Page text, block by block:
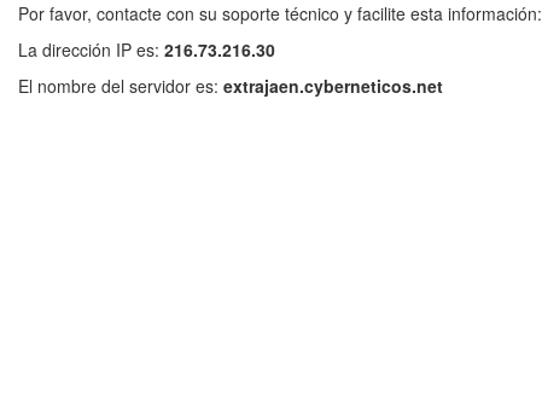
Por favor, contacte con su soporte técnico y facilite esta información:
La dirección IP es: 216.73.216.30
El nombre del servidor es: extrajaen.cyberneticos.net